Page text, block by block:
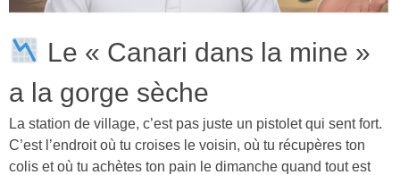
Le « Canari dans la mine »
a la gorge sèche
La station de village, c’est pas juste un pistolet qui sent fort.
C’est l’endroit où tu croises le voisin, où tu récupères ton
colis et où tu achètes ton pain le dimanche quand tout est